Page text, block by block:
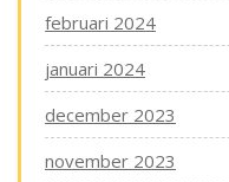
februari 2024
januari 2024
december 2023
november 2023